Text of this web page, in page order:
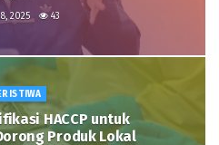
2025 43
HACCP untuk
Produk Lokal